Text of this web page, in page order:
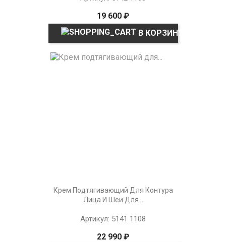
19 600 ₽
В КОРЗИНУ
Крем Подтягивающий Для Контура
Лица И Шеи Для...
Артикул: 5141 1108
22 990 ₽